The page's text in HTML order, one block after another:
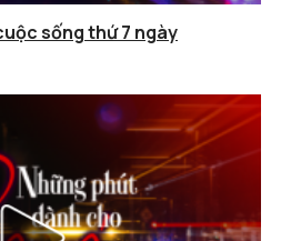
sống thứ 7 ngày